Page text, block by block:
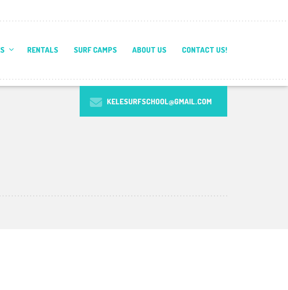
RENTALS SURF CAMPS ABOUT US CONTACT US!
KELESURFSCHOOL@GMAIL.COM